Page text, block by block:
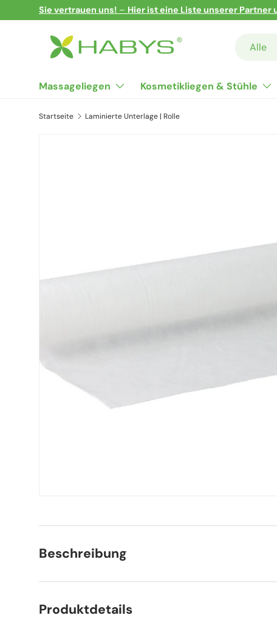
Direkt zum Inhalt
Sie vertrauen uns! – Hier ist eine Liste unserer Partner
Alle
Massageliegen Kosmetikliegen & Stühle
Startseite Laminierte Unterlage | Rolle
Beschreibung
Produktdetails